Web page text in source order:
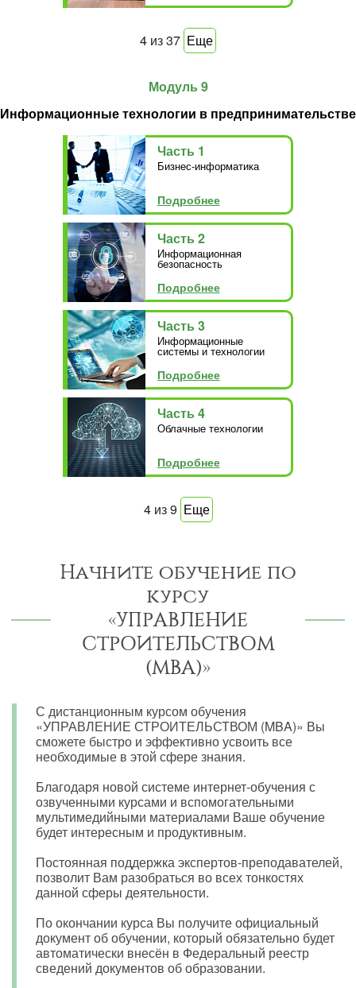
4 из37 Еще
Модуль 9
Информационные технологии в предпринимательстве
Часть 1
Бизнес-информатика
Подробнее
Часть 2
Информационная
безопасность
Подробнее
Часть 3
Информационные
системы и технологии
Подробнее
Часть 4
Облачные технологии
Подробнее
4из9 Еще
Начните обучение по
курсу
«УПРАВЛЕНИЕ
СТРОИТЕЛЬСТВОМ
(MBA)»
С дистанционным курсом обучения
«УПРАВЛЕНИЕ СТРОИТЕЛЬСТВОМ (MBA)» Вы
сможете быстро и эффективно усвоить все
необходимые в этой сфере знания.
Благодаря новой системе интернет-обучения с
озвученными курсами и вспомогательными
мультимедийными материалами Ваше обучение
будет интересным и продуктивным.
Постоянная поддержка экспертов-преподавателей,
позволит Вам разобраться во всех тонкостях
данной сферы деятельности.
По окончании курса Вы получите официальный
документ об обучении, который обязательно будет
автоматически внесён в Федеральный реестр
сведений документов об образовании.